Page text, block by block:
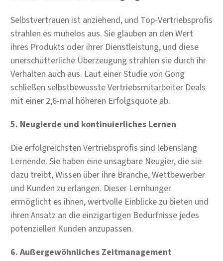
Selbstvertrauen ist anziehend, und Top-Vertriebsprofis
strahlen es mühelos aus. Sie glauben an den Wert
ihres Produkts oder ihrer Dienstleistung, und diese
unerschütterliche Überzeugung strahlen sie durch ihr
Verhalten auch aus. Laut einer Studie von Gong
schließen selbstbewusste Vertriebsmitarbeiter Deals
mit einer 2,6-mal höheren Erfolgsquote ab.
5. Neugierde und kontinuierliches Lernen
Die erfolgreichsten Vertriebsprofis sind lebenslang
Lernende. Sie haben eine unsagbare Neugier, die sie
dazu treibt, Wissen über ihre Branche, Wettbewerber
und Kunden zu erlangen. Dieser Lernhunger
ermöglicht es ihnen, wertvolle Einblicke zu bieten und
ihren Ansatz an die einzigartigen Bedürfnisse jedes
potenziellen Kunden anzupassen.
6. Außergewöhnliches Zeitmanagement